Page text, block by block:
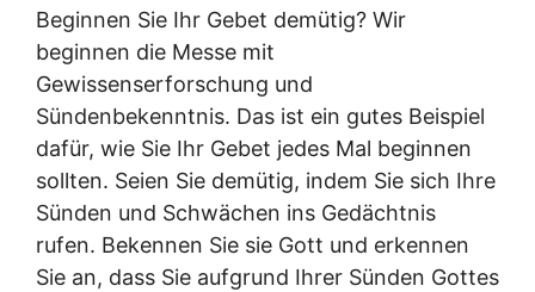
Beginnen Sie Ihr Gebet demütig? Wir
beginnen die Messe mit
Gewissenserforschung und
Sündenbekenntnis. Das ist ein gutes Beispiel
dafür, wie Sie Ihr Gebet jedes Mal beginnen
sollten. Seien Sie demütig, indem Sie sich Ihre
Sünden und Schwächen ins Gedächtnis
rufen. Bekennen Sie sie Gott und erkennen
Sie an, dass Sie aufgrund Ihrer Sünden Gottes